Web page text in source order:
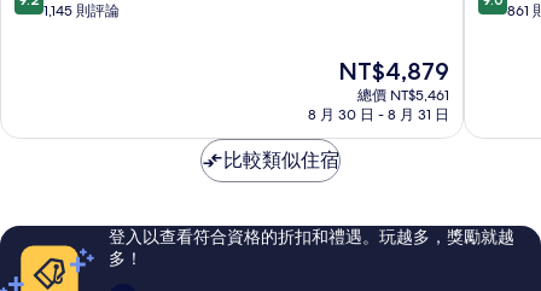
家
座
分，
棒
評
論
1,145 則評論
現
價
為
NT$4,879
NT$4,879
總價 NT$5,461
8 月 30 日 - 8 月 31 日
銀
座
分，
棒
評
論
861
比較類似住宿
登入以查看符合資格的折扣和禮遇。玩越多，獎勵就越
多！